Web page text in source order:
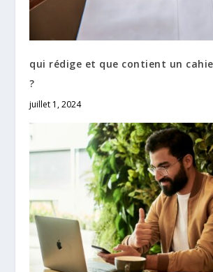
qui rédige et que contient un
?
juillet 1, 2024